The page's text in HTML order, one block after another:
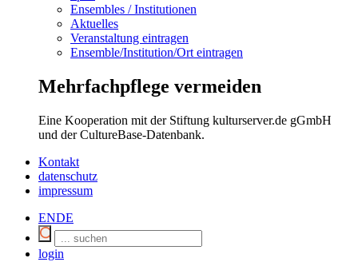
Ensembles / Institutionen
Aktuelles
Veranstaltung eintragen
Ensemble/Institution/Ort eintragen
Mehrfachpflege vermeiden
Eine Kooperation mit der Stiftung kulturserver.de gGmbH
und der CultureBase-Datenbank.
Kontakt
datenschutz
impressum
ENDE
login